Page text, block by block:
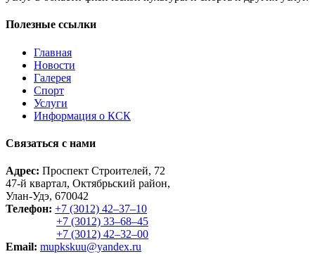
Полезные ссылки
Главная
Новости
Галерея
Спорт
Услуги
Информация о КСК
Связаться с нами
Адрес: Проспект Строителей, 72
47-й квартал, Октябрьский район,
Улан-Удэ, 670042
Телефон: +7 (3012) 42‒37‒10
+7 (3012) 33‒68‒45
+7 (3012) 42‒32‒00
Email: mupkskuu@yandex.ru